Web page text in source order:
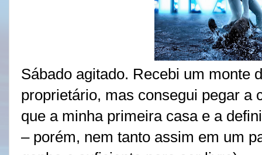
Sábado agitado. Recebi um monte
proprietário, mas consegui pegar a
que a minha primeira casa e a
– porém, nem tanto assim em um